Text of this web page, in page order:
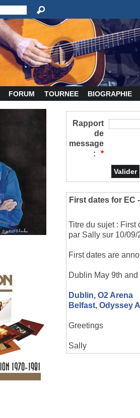
FORUM TOURNEE BIOGRAPHIE
Rapport
de
message
:
*
First dates for EC
Titre du sujet : First
par Sally sur 10/
First dates are
Dublin May 9th
Dublin, O2 Arena
Belfast, Odyssey
Greetings
Sally